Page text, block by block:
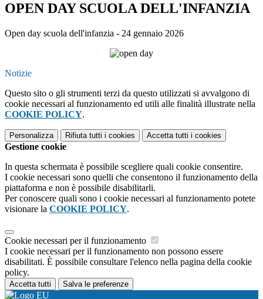
OPEN DAY SCUOLA DELL'INFANZIA
Open day scuola dell'infanzia - 24 gennaio 2026
Notizie
Questo sito o gli strumenti terzi da questo utilizzati si avvalgono di
cookie necessari al funzionamento ed utili alle finalità illustrate nella
COOKIE POLICY.
Personalizza Rifiuta tutti i cookies Accetta tutti i cookies
Gestione cookie
In questa schermata è possibile scegliere quali cookie consentire.
I cookie necessari sono quelli che consentono il funzionamento della
piattaforma e non è possibile disabilitarli.
Per conoscere quali sono i cookie necessari al funzionamento potete
visionare la COOKIE POLICY.
Cookie necessari per il funzionamento
I cookie necessari per il funzionamento non possono essere
disabilitati. È possibile consultare l'elenco nella pagina della cookie
policy.
Accetta tutti Salva le preferenze